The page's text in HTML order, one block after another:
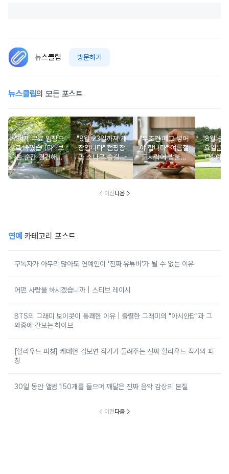
뉴스클립 방문하기
뉴스클립의 모든 포스트
"이제 무료 입장으
로 바꼈습니다" 보
는 순간 경건해지
고 마음이 편안해
지는 사찰 여행지
"8월 23일까지 개
장입니다" 캠핑장
과 소나무 숲길이
붙어있는 조용한
남해 해수욕장
"무조건 떼고 넣어
야 합니다" 여름철
도시락에 방울토
마토 꼭지 그대로
넣으면 생기는 일
"8월 금
요일은
다" 이
무료로
한 의미
이전다음
연예 카테고리 포스트
구독자가 아무리 많아도 연예인이 '진짜 유튜버'가 될 수 없는 이유
어떤 사랑을 하시겠습니까 | 스티브 레이시
BTS의 그래미 보이콧이 통쾌한 이유 | 졸렬한 그래미의 "아시안팝"과 그
와중에 간보는 하이브
[헐리우드 피칭] 케데헌 김보연 작가가 들려주는 진짜 헐리우드 작가의 피
칭
30일 동안 앨범 150개를 들으며 깨달은 진짜 음악 감상의 본질
이전다음